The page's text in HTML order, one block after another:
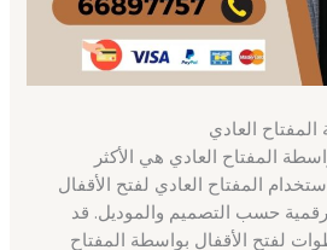
العادي
المفتاح العادي هي الأكثر
المفتاح العادي لفتح الأقفال
حسب التصميم والموديل. قد
لفتح الأقفال بواسطة المفتاح